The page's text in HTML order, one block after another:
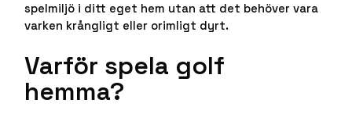
spelmiljö i ditt eget hem utan att det behöver vara
varken krångligt eller orimligt dyrt.
Varför spela golf
hemma?